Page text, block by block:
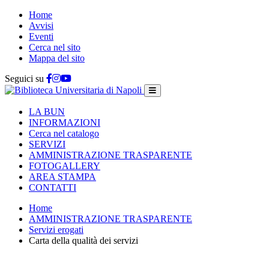
Home
Avvisi
Eventi
Cerca nel sito
Mappa del sito
Seguici su
LA BUN
INFORMAZIONI
Cerca nel catalogo
SERVIZI
AMMINISTRAZIONE TRASPARENTE
FOTOGALLERY
AREA STAMPA
CONTATTI
Home
AMMINISTRAZIONE TRASPARENTE
Servizi erogati
Carta della qualità dei servizi